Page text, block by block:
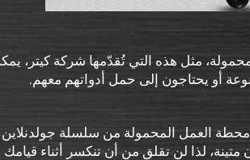
مثل هذه التي تُقدّمها شركة كيتر،
أو يحتاجون إلى حمل أدواتهم معهم.
محطة العمل المحمولة من سلسلة جولدنلاين
لذا لن تقلق من أن تنكسر أثناء